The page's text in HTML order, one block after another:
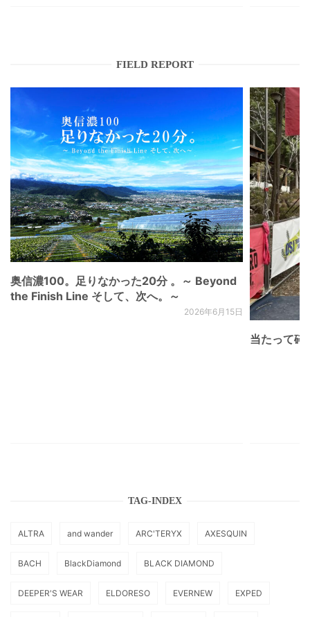
FIELD REPORT
奥信濃100。足りなかった20分 。～ Beyond
the Finish Line そして、次へ。～
2026年6月15日
当たって砕
TAG-INDEX
ALTRA and wander ARC'TERYX AXESQUIN
BACH BlackDiamond BLACK DIAMOND
DEEPER'S WEAR ELDORESO EVERNEW EXPED